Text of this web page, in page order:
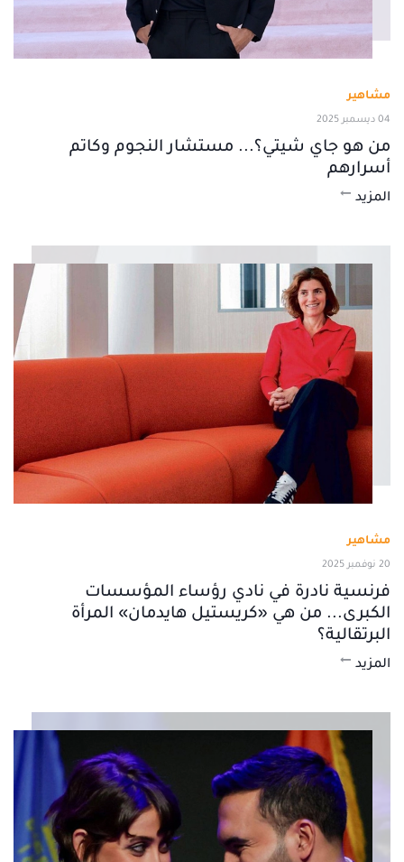
مشاهير
04 ديسمبر 2025
من هو جاي شيتي؟... مستشار النجوم وكاتم
أسرارهم
المزيد
مشاهير
20 نوفمبر 2025
فرنسية نادرة في نادي رؤساء المؤسسات
الكبرى... من هي «كريستيل هايدمان» المرأة
البرتقالية؟
المزيد